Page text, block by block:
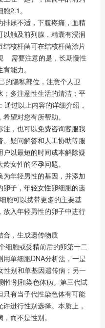
2.1。
尿不适，下腹疼痛，血精
触及前列腺，精囊有浸润
核杆菌可在结核杆菌涂片
需要注意的是，长期慢性
能力。
隐私部位，注意个人卫
多注意性生活的清洁；平
过以上内容的详细介绍，
望对您有所帮助。
，也可以免费咨询客服我
疑问解答和人工协助等服
以最短的时间成本解除疑
女性的怀孕问题。
年轻男性的基因，并添加
子，年轻女性卵细胞的遗
胞可以携带更多的主要基
放入年轻男性的卵子中进行
合，生成遗传物质
细胞或受精前后的卵第一二
单细胞DNA分析法，一是
性别和单基因遗传病；另一
性别和染色体病。第三代试
有当子代性染色体有可能
进行性别选择。本质上，
而不是性别。